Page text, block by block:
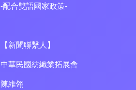
-配合雙語國家政策-
【新聞聯繫人】
中華民國紡織業拓展會
陳維翎